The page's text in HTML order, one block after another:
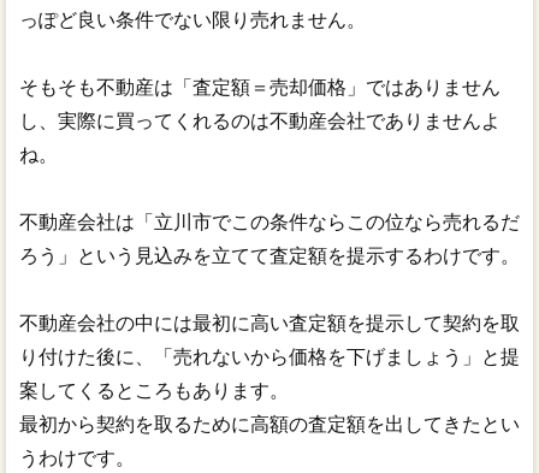
っぽど良い条件でない限り売れません。
そもそも不動産は「査定額＝売却価格」ではありません
し、実際に買ってくれるのは不動産会社でありませんよ
ね。
不動産会社は「立川市でこの条件ならこの位なら売れるだ
ろう」という見込みを立てて査定額を提示するわけです。
不動産会社の中には最初に高い査定額を提示して契約を取
り付けた後に、「売れないから価格を下げましょう」と提
案してくるところもあります。
最初から契約を取るために高額の査定額を出してきたとい
うわけです。